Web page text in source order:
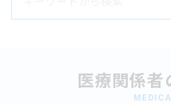
医療関係者